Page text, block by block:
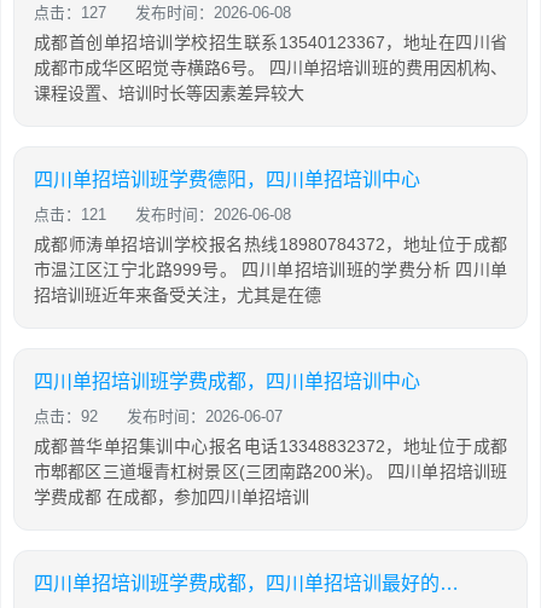
点击：127 发布时间：2026-06-08
成都首创单招培训学校招生联系13540123367，地址在四川省
成都市成华区昭觉寺横路6号。 四川单招培训班的费用因机构、
课程设置、培训时长等因素差异较大
四川单招培训班学费德阳，四川单招培训中心
点击：121 发布时间：2026-06-08
成都师涛单招培训学校报名热线18980784372，地址位于成都
市温江区江宁北路999号。 四川单招培训班的学费分析 四川单
招培训班近年来备受关注，尤其是在德
四川单招培训班学费成都，四川单招培训中心
点击：92 发布时间：2026-06-07
成都普华单招集训中心报名电话13348832372，地址位于成都
市郫都区三道堰青杠树景区(三团南路200米)。 四川单招培训班
学费成都 在成都，参加四川单招培训
四川单招培训班学费成都，四川单招培训最好的学校